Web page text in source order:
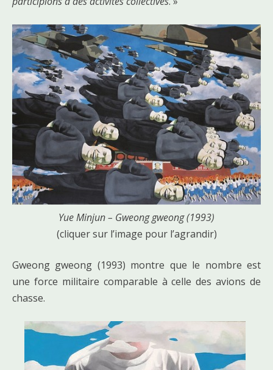
Yue Minjun – Gweong gweong (1993)
(cliquer sur l’image pour l’agrandir)
Gweong gweong (1993) montre que le nombre est
une force militaire comparable à celle des avions de
chasse.